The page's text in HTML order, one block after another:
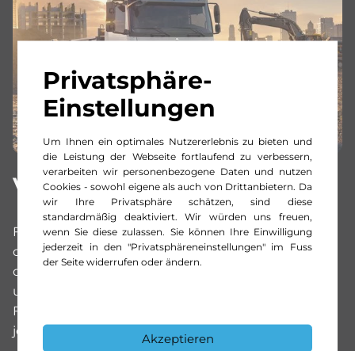
Privatsphäre-
Einstellungen
Um Ihnen ein optimales Nutzererlebnis zu bieten und
die Leistung der Webseite fortlaufend zu verbessern,
verarbeiten wir personenbezogene Daten und nutzen
Cookies - sowohl eigene als auch von Drittanbietern. Da
wir Ihre Privatsphäre schätzen, sind diese
standardmäßig deaktiviert. Wir würden uns freuen,
wenn Sie diese zulassen. Sie können Ihre Einwilligung
jederzeit in den "Privatsphäreneinstellungen" im Fuss
der Seite widerrufen oder ändern.
Akzeptieren
Von Profis. Für Profis.
Für jeden Baueinsatz, für jede Baustelle und für
den Weg dorthin. Ganz gleich, in welcher Branche
des Baunebengewerbes Sie Ihr Geld verdienen,
und ganz gleich, mit welcher
Fahrzeugkonfiguration: Der Atego beweist sich in
jeder Hinsicht.